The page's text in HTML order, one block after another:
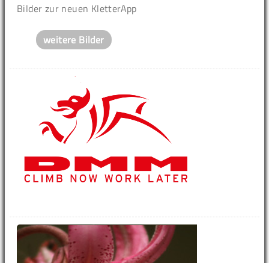
Bilder zur neuen KletterApp
weitere Bilder